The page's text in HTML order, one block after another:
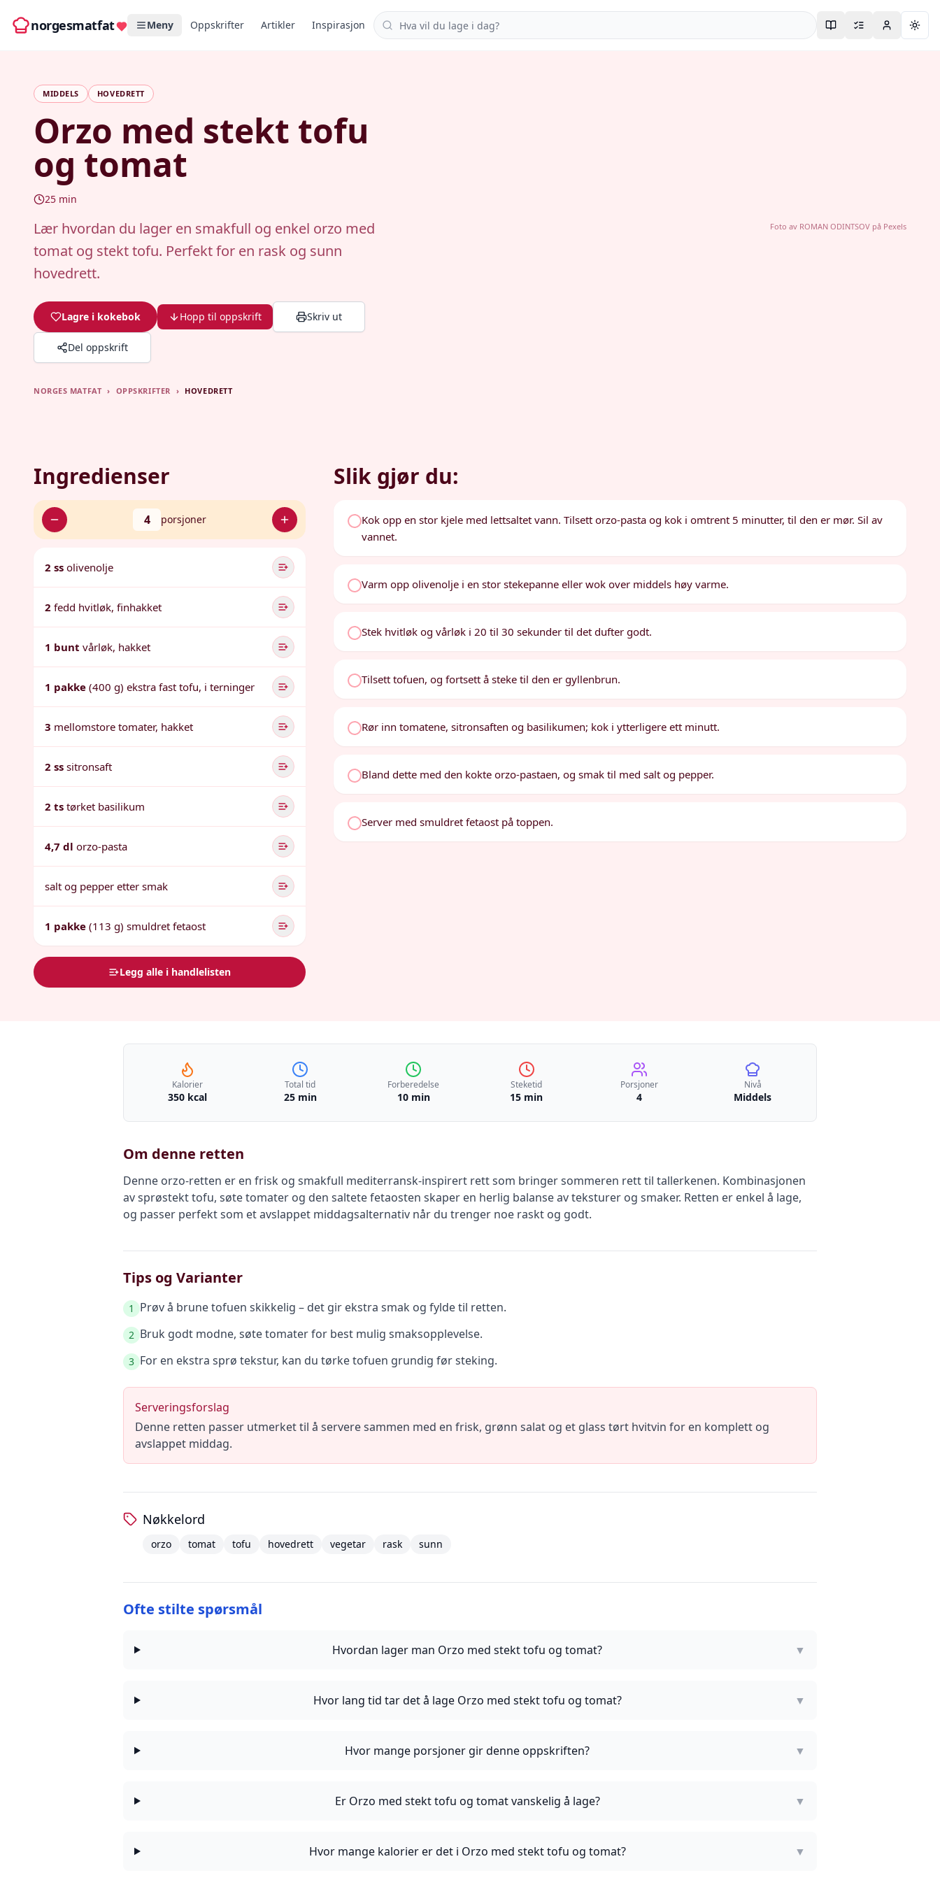
norgesmatfat Meny Oppskrifter Artikler Inspirasjon Søk i oppskrifter
MIDDELS HOVEDRETT
Orzo med stekt tofu
og tomat
25 min
Lær hvordan du lager en smakfull og enkel orzo med
tomat og stekt tofu. Perfekt for en rask og sunn
hovedrett.
Lagre i kokebok Hopp til oppskrift Skriv ut
Del oppskrift
Foto av ROMAN ODINTSOVpå Pexels
NORGES MATFAT › OPPSKRIFTER › HOVEDRETT
Ingredienser
4 porsjoner
2 ss olivenolje
2 fedd hvitløk, finhakket
1 bunt vårløk, hakket
1 pakke (400 g) ekstra fast tofu, i terninger
3 mellomstore tomater, hakket
2 ss sitronsaft
2 ts tørket basilikum
4,7 dl orzo-pasta
salt og pepper etter smak
1 pakke (113 g) smuldret fetaost
Legg alle i handlelisten
Slik gjør du:
Kok opp en stor kjele med lettsaltet vann. Tilsett orzo-pasta og kok i omtrent 5 minutter, til den er mør. Sil av
vannet.
Varm opp olivenolje i en stor stekepanne eller wok over middels høy varme.
Stek hvitløk og vårløk i 20 til 30 sekunder til det dufter godt.
Tilsett tofuen, og fortsett å steke til den er gyllenbrun.
Rør inn tomatene, sitronsaften og basilikumen; kok i ytterligere ett minutt.
Bland dette med den kokte orzo-pastaen, og smak til med salt og pepper.
Server med smuldret fetaost på toppen.
Kalorier
350 kcal
Total tid
25 min
Forberedelse
10 min
Steketid
15 min
Porsjoner
4
Nivå
Middels
Om denne retten
Denne orzo-retten er en frisk og smakfull mediterransk-inspirert rett som bringer sommeren rett til tallerkenen. Kombinasjonen
av sprøstekt tofu, søte tomater og den saltete fetaosten skaper en herlig balanse av teksturer og smaker. Retten er enkel å lage,
og passer perfekt som et avslappet middagsalternativ når du trenger noe raskt og godt.
Tips og Varianter
1 Prøv å brune tofuen skikkelig – det gir ekstra smak og fylde til retten.
2 Bruk godt modne, søte tomater for best mulig smaksopplevelse.
3 For en ekstra sprø tekstur, kan du tørke tofuen grundig før steking.
Serveringsforslag
Denne retten passer utmerket til å servere sammen med en frisk, grønn salat og et glass tørt hvitvin for en komplett og
avslappet middag.
Nøkkelord
orzo tomat tofu hovedrett vegetar rask sunn
Ofte stilte spørsmål
Hvordan lager man Orzo med stekt tofu og tomat? ▼
Hvor lang tid tar det å lage Orzo med stekt tofu og tomat? ▼
Hvor mange porsjoner gir denne oppskriften? ▼
Er Orzo med stekt tofu og tomat vanskelig å lage? ▼
Hvor mange kalorier er det i Orzo med stekt tofu og tomat? ▼